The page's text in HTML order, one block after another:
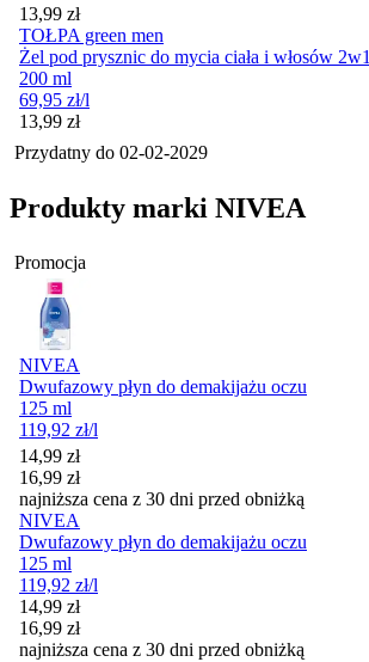
Cena
13,99 zł
TOŁPA green men
Żel pod prysznic do mycia ciała i włosów 2w1
200 ml
69,95 zł/l
Cena
13,99 zł
Przydatny do 02-02-2029
Produkty marki NIVEA
Promocja
NIVEA
Dwufazowy płyn do demakijażu oczu
125 ml
119,92 zł/l
Cena promocyjna
14,99 zł
16,99 zł
najniższa cena z 30 dni przed obniżką
NIVEA
Dwufazowy płyn do demakijażu oczu
125 ml
119,92 zł/l
Cena promocyjna
14,99 zł
16,99 zł
najniższa cena z 30 dni przed obniżką